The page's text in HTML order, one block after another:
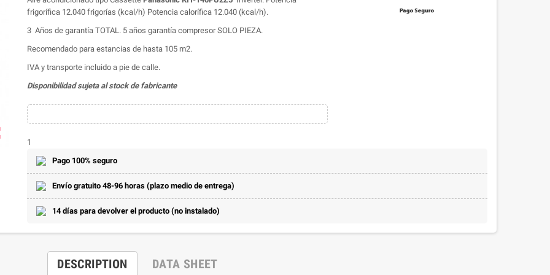
frigorífica 12.040 frigorías (kcal/h) Potencia calorífica 12.040 (kcal/h).
3 Años de garantía TOTAL. 5 años garantía compresor SOLO PIEZA.
Recomendado para estancias de hasta 105 m2.
IVA y transporte incluido a pie de calle.
Disponibilidad sujeta al stock de fabricante
1
Pago 100% seguro
Envío gratuito 48-96 horas (plazo medio de entrega)
14 días para devolver el producto (no instalado)
DESCRIPTION DATA SHEET